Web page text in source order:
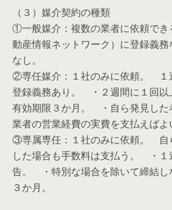
（３）媒介契約の種類
①一般媒介：複数の業者に依頼で
動産情報ネットワーク）に登録義
なし。
②専任媒介：１社のみに依頼。 １
登録義務あり。 ・２週間に１回
有効期限３か月。 ・自ら発見した
業者の営業経費の実費を支払えばよ
③専属専任：１社のみに依頼。 自
した場合も手数料は支払う。 ・１
告。 ・特別な場合を除いて締結
３か月。